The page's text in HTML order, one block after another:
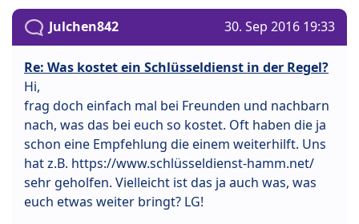
Julchen842 30. Sep 2016 19:33
Re: Was kostet ein Schlüsseldienst in der Regel?
Hi,
frag doch einfach mal bei Freunden und nachbarn
nach, was das bei euch so kostet. Oft haben die ja
schon eine Empfehlung die einem weiterhilft. Uns
hat z.B. https://www.schlüsseldienst-hamm.net/
sehr geholfen. Vielleicht ist das ja auch was, was
euch etwas weiter bringt? LG!